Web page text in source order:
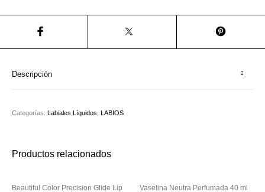
MAQUILLAJE Mobiliario Peluquería MODA PERFUMES
Descripción
Categorías:Labiales Líquidos ,LABIOS
Productos relacionados
Beautiful Color Precision Glide Lip
Vaselina Neutra Perfumada 40 ml